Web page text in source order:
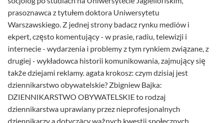
prasoznawca z tytułem doktora Uniwersytetu
Warszawskiego. Z jednej strony badacz rynku mediów i
ekpert, często komentujący - w prasie, radiu, telewizji i
internecie - wydarzenia i problemy z tym rynkiem związane, z
drugiej - wykładowca historii komunikowania, zajmujący się
także dziejami reklamy. agata krokosz: czym dzisiaj jest
dziennikarstwo obywatelskie? Zbigniew Bajka:
DZIENNIKARSTWO OBYWATELSKIE to rodzaj
dziennikarstwa uprawiany przez nieprofesjonalnych
dziennikarzy a dotyczący ważnych kwestii społecznych.